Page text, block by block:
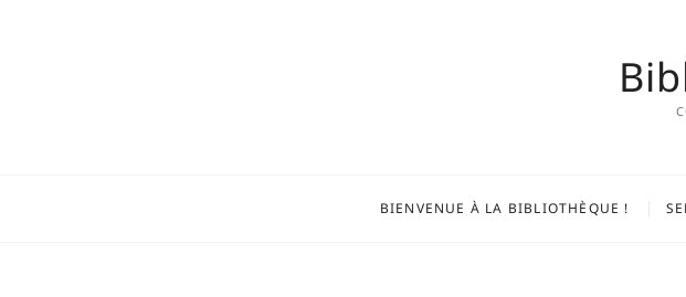
BIENVENUE À LA BIBLIOTHÈQUE !